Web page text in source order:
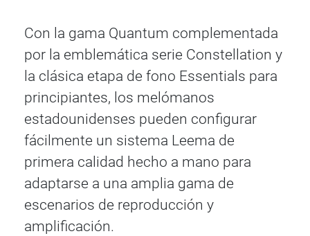
Con la gama Quantum complementada
por la emblemática serie Constellation y
la clásica etapa de fono Essentials para
principiantes, los melómanos
estadounidenses pueden configurar
fácilmente un sistema Leema de
primera calidad hecho a mano para
adaptarse a una amplia gama de
escenarios de reproducción y
amplificación.